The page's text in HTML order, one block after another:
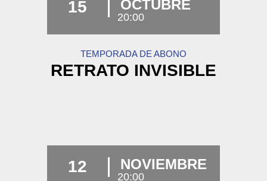
15 OCTUBRE
20:00
TEMPORADA DE ABONO
RETRATO INVISIBLE
12 NOVIEMBRE
20:00